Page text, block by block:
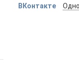
ВКонтакте